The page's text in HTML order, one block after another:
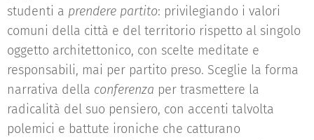
studenti a prendere partito: privilegiando i valori
comuni della città e del territorio rispetto al singolo
oggetto architettonico, con scelte meditate e
responsabili, mai per partito preso. Sceglie la forma
narrativa della conferenza per trasmettere la
radicalità del suo pensiero, con accenti talvolta
polemici e battute ironiche che catturano